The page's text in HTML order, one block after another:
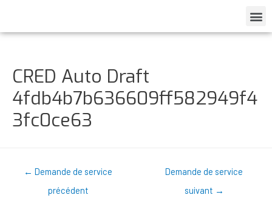
CRED Auto Draft
4fdb4b7b636609ff582949f4
3fc0ce63
← Demande de service
précédent
Demande de service
suivant →